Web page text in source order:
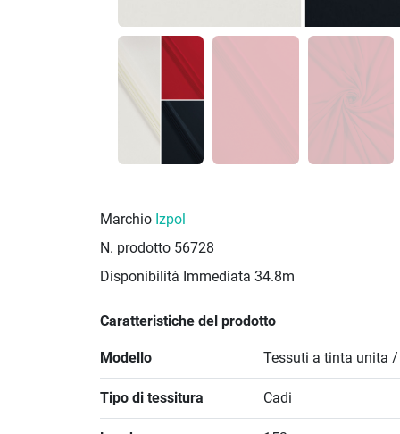
Marchio Izpol
N. prodotto 56728
Disponibilità Immediata 34.8m
Caratteristiche del prodotto
Modello Tessuti a tinta unita
Tipo di tessitura Cadi